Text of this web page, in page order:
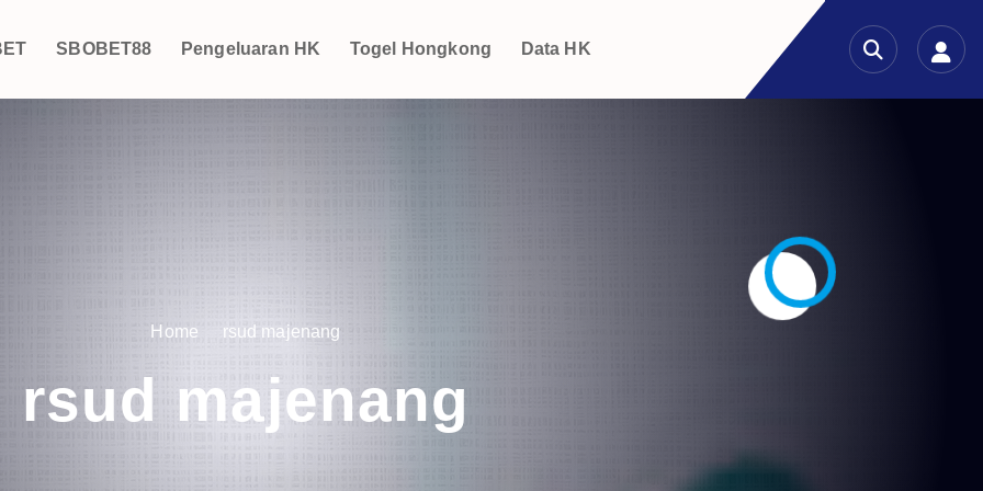
SBOBET88 Pengeluaran HK Togel Hongkong Data HK
Home rsud majenang
rsud majenang